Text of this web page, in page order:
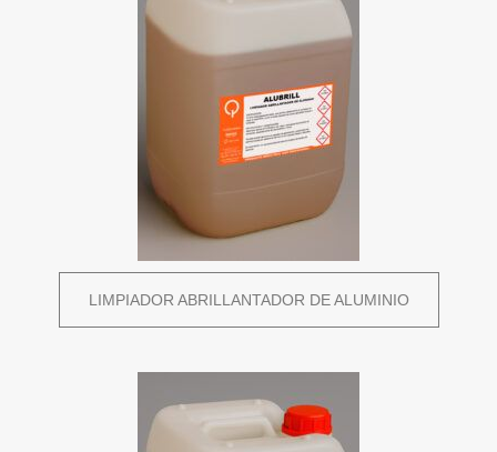
LIMPIADOR ABRILLANTADOR DE ALUMINIO